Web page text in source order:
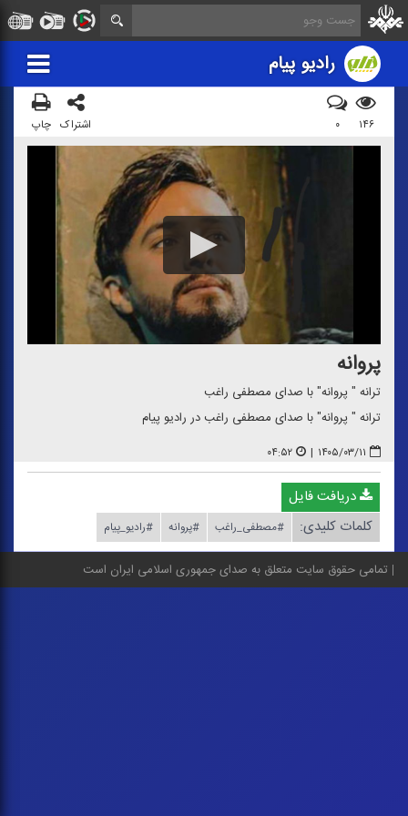
رادیو پیام
۱۴۶ ۰ اشتراک چاپ
پروانه
ترانه " پروانه" با صدای مصطفی راغب
ترانه " پروانه" با صدای مصطفی راغب در رادیو پیام
۱۴۰۵/۰۳/۱۱ | ۰۴:۵۲
دریافت فایل
کلمات کلیدی:
#مصطفی_راغب #پروانه #رادیو_پیام
تمامی حقوق سایت متعلق به صدای جمهوری اسلامی ایران است